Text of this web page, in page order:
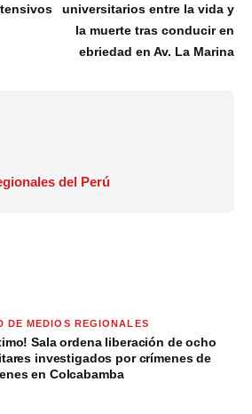
universitarios entre la vida y
la muerte tras conducir en
ebriedad en Av. La Marina
del Perú
DE MEDIOS REGIONALES
Sala ordena liberación de ocho
investigados por crímenes de
en Colcabamba